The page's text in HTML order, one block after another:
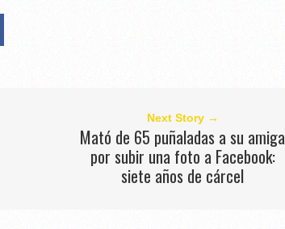
Next Story →
Mató de 65 puñaladas a su amiga
por subir una foto a Facebook:
siete años de cárcel